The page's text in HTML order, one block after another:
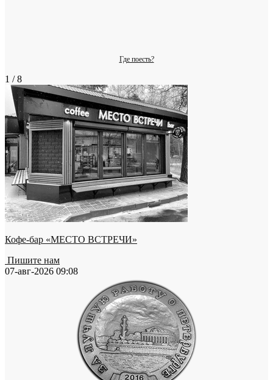
Где поесть?
1 / 8
Кофе-бар «МЕСТО ВСТРЕЧИ»
Пишите нам
07-авг-2026 09:08